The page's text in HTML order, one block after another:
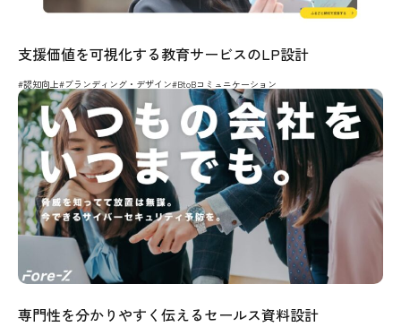
支援価値を可視化する教育サービスのLP設計
#認知向上#ブランディング・デザイン#BtoBコミュニケーション
専門性を分かりやすく伝えるセールス資料設計